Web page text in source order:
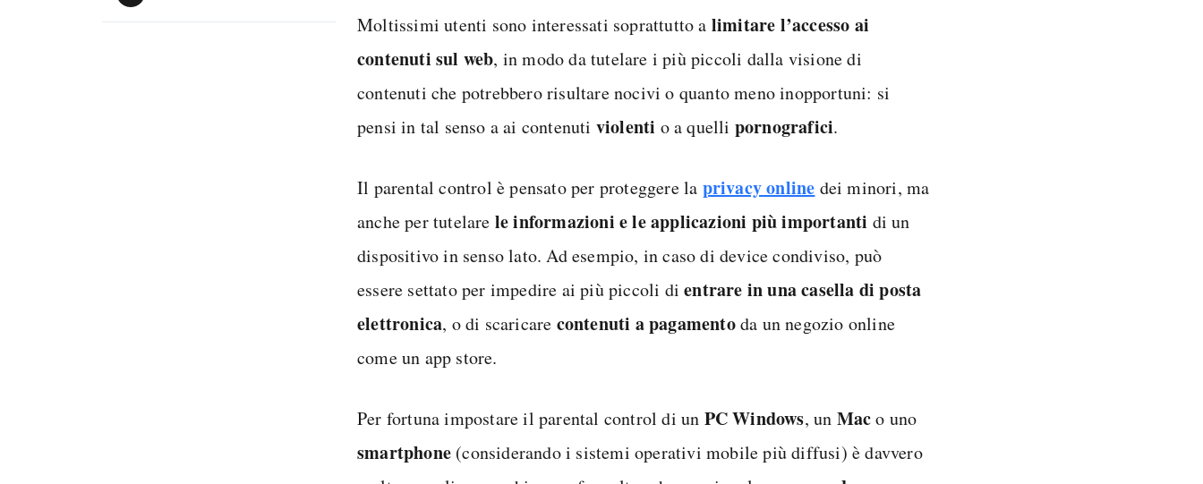
Moltissimi utenti sono interessati soprattutto a limitare l’accesso ai
contenuti sul web, in modo da tutelare i più piccoli dalla visione di
contenuti che potrebbero risultare nocivi o quanto meno inopportuni: si
pensi in tal senso a ai contenuti violenti o a quelli pornografici.
Il parental control è pensato per proteggere la privacy online dei minori, ma
anche per tutelare le informazioni e le applicazioni più importanti di un
dispositivo in senso lato. Ad esempio, in caso di device condiviso, può
essere settato per impedire ai più piccoli dientrare in una casella di posta
elettronica, o di scaricare contenuti a pagamentoda un negozio online
come un app store.
Per fortuna impostare il parental control di un PC Windows, un Maco uno
smartphone (considerando i sistemi operativi mobile più diffusi) è davvero